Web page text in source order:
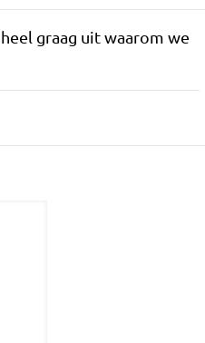
graag uit waarom we